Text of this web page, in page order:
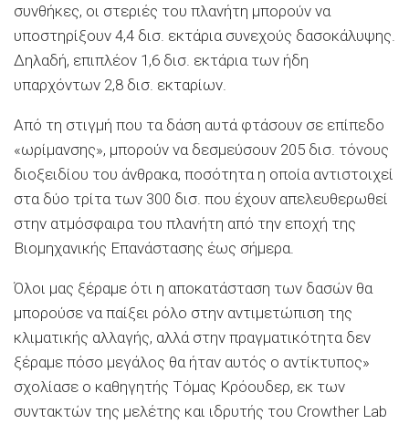
συνθήκες, οι στεριές του πλανήτη μπορούν να
υποστηρίξουν 4,4 δισ. εκτάρια συνεχούς δασοκάλυψης.
Δηλαδή, επιπλέον 1,6 δισ. εκτάρια των ήδη
υπαρχόντων 2,8 δισ. εκταρίων.
Από τη στιγμή που τα δάση αυτά φτάσουν σε επίπεδο
«ωρίμανσης», μπορούν να δεσμεύσουν 205 δισ. τόνους
διοξειδίου του άνθρακα, ποσότητα η οποία αντιστοιχεί
στα δύο τρίτα των 300 δισ. που έχουν απελευθερωθεί
στην ατμόσφαιρα του πλανήτη από την εποχή της
Βιομηχανικής Επανάστασης έως σήμερα.
Όλοι μας ξέραμε ότι η αποκατάσταση των δασών θα
μπορούσε να παίξει ρόλο στην αντιμετώπιση της
κλιματικής αλλαγής, αλλά στην πραγματικότητα δεν
ξέραμε πόσο μεγάλος θα ήταν αυτός ο αντίκτυπος»
σχολίασε ο καθηγητής Τόμας Κρόουδερ, εκ των
συντακτών της μελέτης και ιδρυτής του Crowther Lab